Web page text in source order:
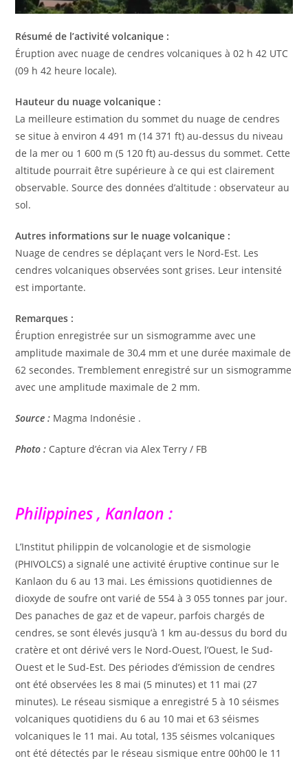
Résumé de l’activité volcanique :
Éruption avec nuage de cendres volcaniques à 02 h 42 UTC
(09 h 42 heure locale).
Hauteur du nuage volcanique :
La meilleure estimation du sommet du nuage de cendres
se situe à environ 4 491 m (14 371 ft) au-dessus du niveau
de la mer ou 1 600 m (5 120 ft) au-dessus du sommet. Cette
altitude pourrait être supérieure à ce qui est clairement
observable. Source des données d’altitude : observateur au
sol.
Autres informations sur le nuage volcanique :
Nuage de cendres se déplaçant vers le Nord-Est. Les
cendres volcaniques observées sont grises. Leur intensité
est importante.
Remarques :
Éruption enregistrée sur un sismogramme avec une
amplitude maximale de 30,4 mm et une durée maximale de
62 secondes. Tremblement enregistré sur un sismogramme
avec une amplitude maximale de 2 mm.
Source : Magma Indonésie .
Photo : Capture d’écran via Alex Terry / FB
Philippines , Kanlaon :
L’Institut philippin de volcanologie et de sismologie
(PHIVOLCS) a signalé une activité éruptive continue sur le
Kanlaon du 6 au 13 mai. Les émissions quotidiennes de
dioxyde de soufre ont varié de 554 à 3 055 tonnes par jour.
Des panaches de gaz et de vapeur, parfois chargés de
cendres, se sont élevés jusqu’à 1 km au-dessus du bord du
cratère et ont dérivé vers le Nord-Ouest, l’Ouest, le Sud-
Ouest et le Sud-Est. Des périodes d’émission de cendres
ont été observées les 8 mai (5 minutes) et 11 mai (27
minutes). Le réseau sismique a enregistré 5 à 10 séismes
volcaniques quotidiens du 6 au 10 mai et 63 séismes
volcaniques le 11 mai. Au total, 135 séismes volcaniques
ont été détectés par le réseau sismique entre 00h00 le 11